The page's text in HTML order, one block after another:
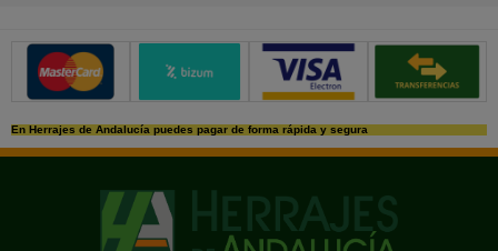
Métodos de pago seguros
En Herrajes de Andalucía puedes pagar de forma rápida y segura